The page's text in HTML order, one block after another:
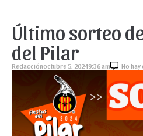
Último sorteo
del Pilar
Redacciónoctubre 5, 20249:36 am No